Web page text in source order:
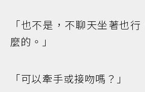
「也不是，不聊天坐著也
麼的。」
「可以牽手或接吻嗎？」